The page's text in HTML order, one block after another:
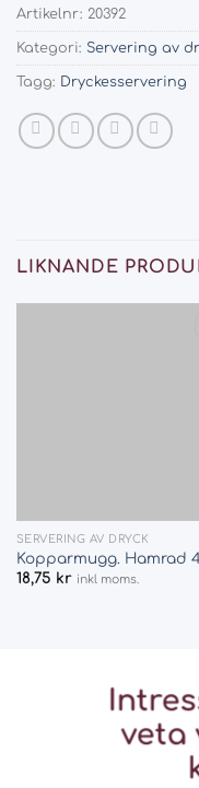
Artikelnr: 20392
Kategori: Servering av
Tagg: Dryckesservering
LIKNANDE
SERVERING AV DRYCK
Kopparmugg. Hamrad
18,75 kr inkl moms.
veta